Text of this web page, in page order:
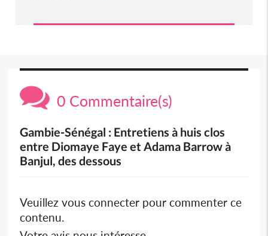
0 Commentaire(s)
Gambie-Sénégal : Entretiens à huis clos
entre Diomaye Faye et Adama Barrow à
Banjul, des dessous
Veuillez vous connecter pour commenter ce
contenu.